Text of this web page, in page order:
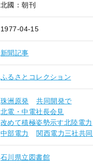
北國：朝刊
1977-04-15
新聞記事
ふるさとコレクション
珠洲原発
共同開発で
北電・中電社長会見
改めて積極姿勢示す北陸電力
中部電力
関西電力三社共
石川県立図書館